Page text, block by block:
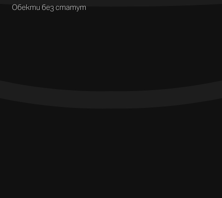
Обекти без статут